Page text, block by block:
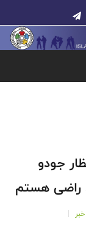
جودو
راضی هستم